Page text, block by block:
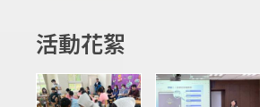
活動花絮